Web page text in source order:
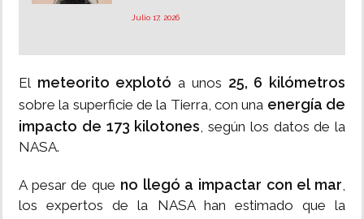
Julio 17, 2026
El meteorito explotóa unos 25, 6 kilómetros
sobre la superficie de la Tierra, con una energía de
impacto de 173 kilotones, según los datos de la
NASA.
A pesar de que no llegó a impactar con el mar,
los expertos de la NASA han estimado que la